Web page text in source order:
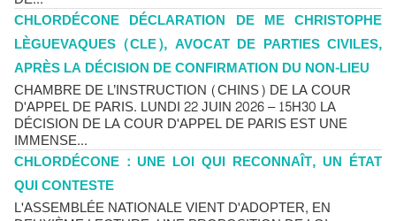
CHLORDÉCONE DÉCLARATION DE ME CHRISTOPHE
LÈGUEVAQUES (CLE), AVOCAT DE PARTIES CIVILES,
APRÈS LA DÉCISION DE CONFIRMATION DU NON-LIEU
CHAMBRE DE L’INSTRUCTION (CHINS) DE LA COUR
D'APPEL DE PARIS. LUNDI 22 JUIN 2026 – 15H30 LA
DÉCISION DE LA COUR D'APPEL DE PARIS EST UNE
IMMENSE...
CHLORDÉCONE : UNE LOI QUI RECONNAÎT, UN ÉTAT
QUI CONTESTE
L'ASSEMBLÉE NATIONALE VIENT D'ADOPTER, EN